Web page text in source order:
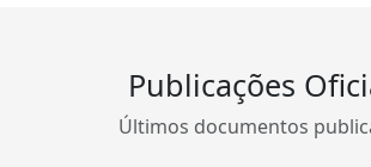
Últimos documentos